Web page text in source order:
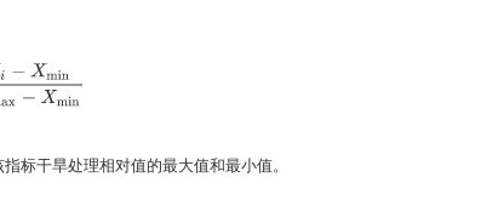
max −Xmin
标干旱处理相对值的最大值和最小值。